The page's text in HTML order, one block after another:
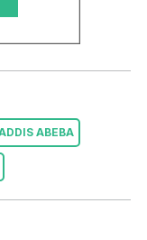
ABEBA